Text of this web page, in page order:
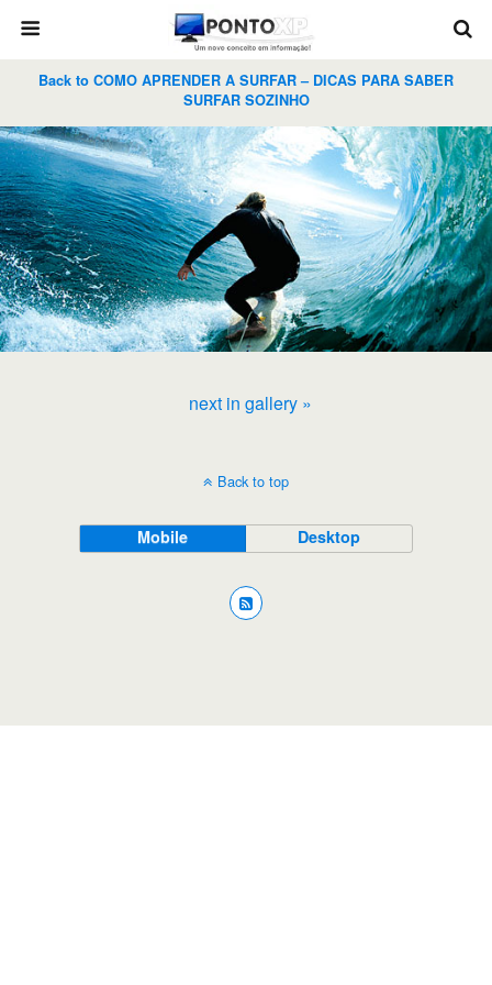
Back to COMO APRENDER A SURFAR – DICAS PARA SABER
SURFAR SOZINHO
next in gallery »
Back to top
Mobile Desktop